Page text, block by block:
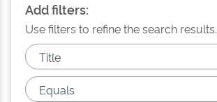
Add filters:
Use filters to refine the search results.